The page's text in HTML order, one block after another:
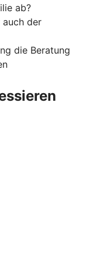
ab?
der
die Beratung